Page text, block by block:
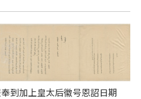
到加上皇太后徽号恩詔日期